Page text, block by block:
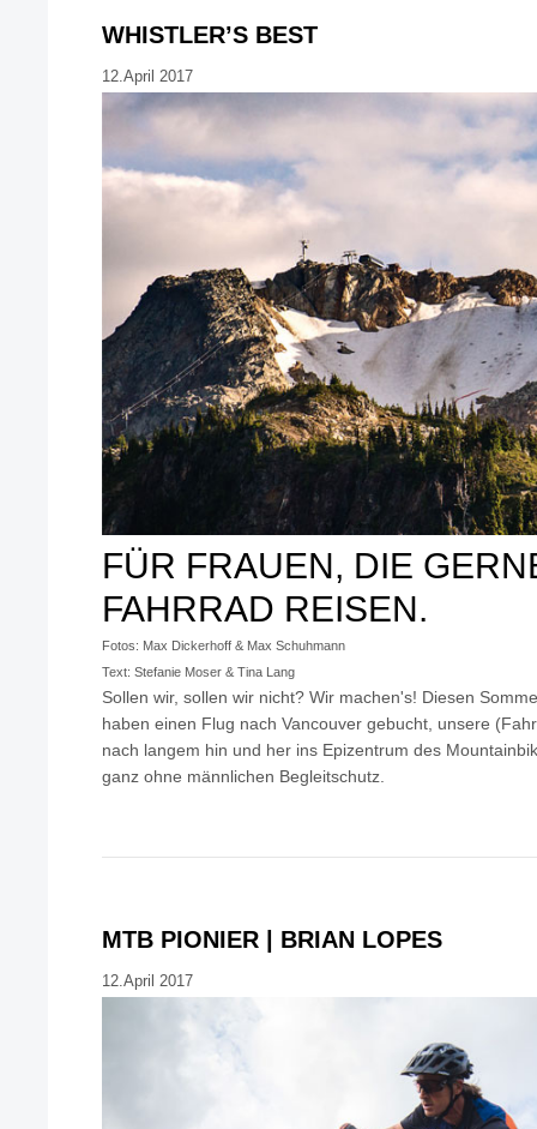
WHISTLER’S BEST
12.April 2017
FÜR FRAUEN, DIE
FAHRRAD REISEN.
Fotos: Max Dickerhoff & Max Schuhmann
Text: Stefanie Moser & Tina Lang
Sollen wir, sollen wir nicht? Wir machen's! Diesen
haben einen Flug nach Vancouver gebucht, unsere
nach langem hin und her ins Epizentrum des
ganz ohne männlichen Begleitschutz.
MTB PIONIER | BRIAN LOPES
12.April 2017